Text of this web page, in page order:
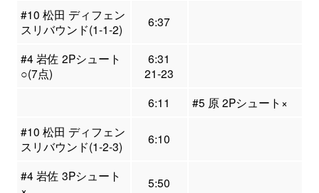
#10 松田 ディフェン
スリバウンド(1-1-2)
6:37
#4 岩佐 2Pシュート
○(7点)
6:31
21-23
6:11
#5 原 2Pシュート×
#10 松田 ディフェン
スリバウンド(1-2-3)
6:10
#4 岩佐 3Pシュート
5:50